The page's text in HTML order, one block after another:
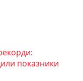
показники